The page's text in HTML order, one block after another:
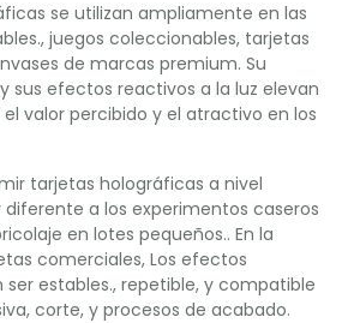
se utilizan ampliamente en las
juegos coleccionables, tarjetas
de marcas premium. Su
sus efectos reactivos a la luz elevan
valor percibido y el atractivo en los
tarjetas holográficas a nivel
a los experimentos caseros
en lotes pequeños.. En la
comerciales, Los efectos
estables., repetible, y compatible
corte, y procesos de acabado.